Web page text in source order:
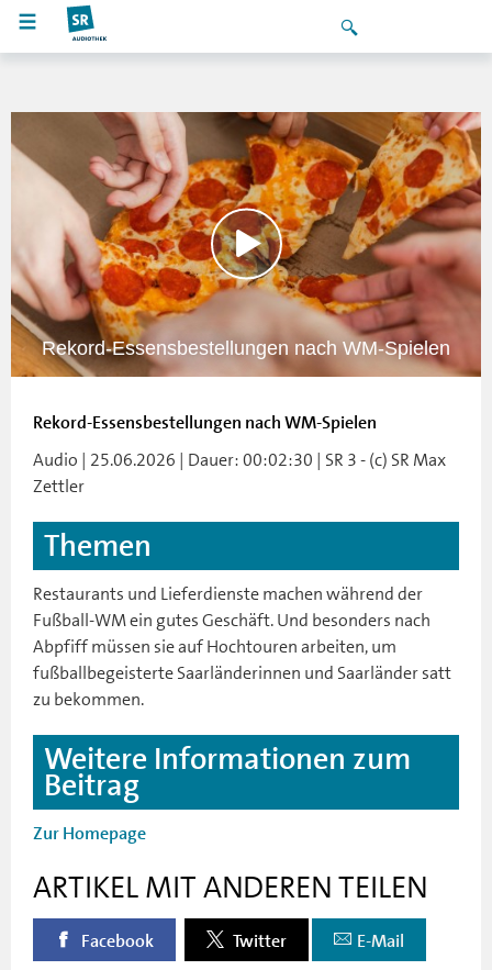
Rekord-Essensbestellungen nach WM-Spielen
Rekord-Essensbestellungen nach WM-Spielen
Audio | 25.06.2026 | Dauer: 00:02:30 | SR 3 - (c) SR Max
Zettler
Themen
Restaurants und Lieferdienste machen während der
Fußball-WM ein gutes Geschäft. Und besonders nach
Abpfiff müssen sie auf Hochtouren arbeiten, um
fußballbegeisterte Saarländerinnen und Saarländer satt
zu bekommen.
Weitere Informationen zum
Beitrag
Zur Homepage
ARTIKEL MIT ANDEREN TEILEN
Facebook Twitter E-Mail